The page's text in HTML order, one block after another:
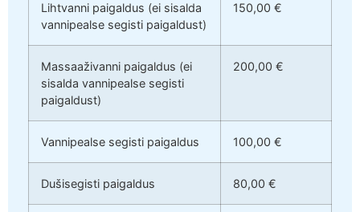
Lihtvanni paigaldus (ei sisalda
vannipealse segisti paigaldust)
150,00 €
Massaaživanni paigaldus (ei
sisalda vannipealse segisti
paigaldust)
200,00 €
Vannipealse segisti paigaldus 100,00 €
Dušisegisti paigaldus 80,00 €